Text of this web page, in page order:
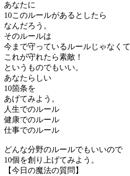
あなたに
10このルールがあるとしたら
なんだろう。
そのルールは
今まで守っているルールじゃなくて
これが守れたら素敵！
というものでもいい。
あなたらしい
10箇条を
あげてみよう。
人生でのルール
健康でのルール
仕事でのルール
どんな分野のルールでもいいので
10個を創り上げてみよう。
【今日の魔法の質問】